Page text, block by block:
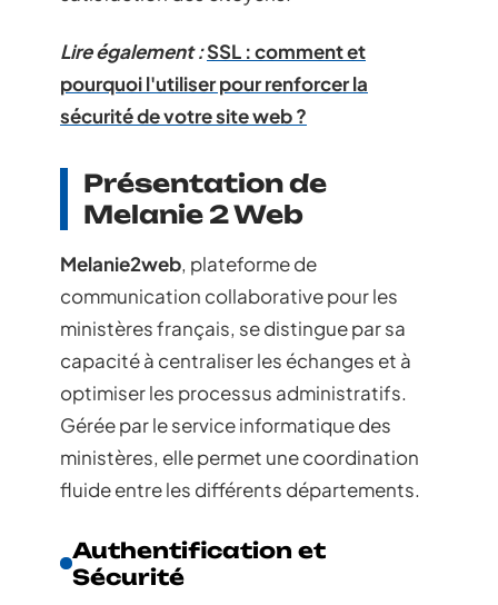
Lire également :SSL : comment et
pourquoi l'utiliser pour renforcer la
sécurité de votre site web ?
Présentation de
Melanie 2 Web
Melanie2web, plateforme de
communication collaborative pour les
ministères français, se distingue par sa
capacité à centraliser les échanges et à
optimiser les processus administratifs.
Gérée par le service informatique des
ministères, elle permet une coordination
fluide entre les différents départements.
Authentification et
Sécurité